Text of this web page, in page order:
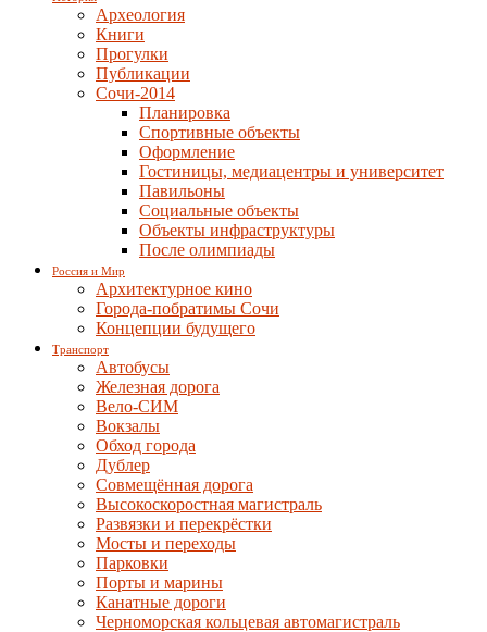
Археология
Книги
Прогулки
Публикации
Сочи-2014
Планировка
Спортивные объекты
Оформление
Гостиницы, медиацентры и университет
Павильоны
Социальные объекты
Объекты инфраструктуры
После олимпиады
Россия и Мир
Архитектурное кино
Города-побратимы Сочи
Концепции будущего
Транспорт
Автобусы
Железная дорога
Вело-СИМ
Вокзалы
Обход города
Дублер
Совмещённая дорога
Высокоскоростная магистраль
Развязки и перекрёстки
Мосты и переходы
Парковки
Порты и марины
Канатные дороги
Черноморская кольцевая автомагистраль